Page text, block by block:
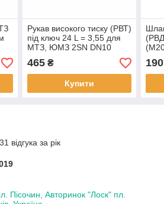
Рукав високого тиску (РВТ)
під ключ 24 L = 3,55 для
МТЗ, ЮМЗ 2SN DN10
465₴
Купити
190
відгука за рік
Пісочин, Авторинок "Лоск" пл.